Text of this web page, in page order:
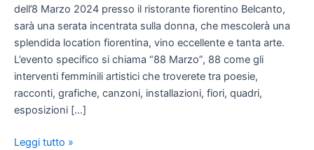
dell’8 Marzo 2024 presso il ristorante fiorentino Belcanto,
sarà una serata incentrata sulla donna, che mescolerà una
splendida location fiorentina, vino eccellente e tanta arte.
L’evento specifico si chiama “88 Marzo”, 88 come gli
interventi femminili artistici che troverete tra poesie,
racconti, grafiche, canzoni, installazioni, fiori, quadri,
esposizioni […]
Leggi tutto »